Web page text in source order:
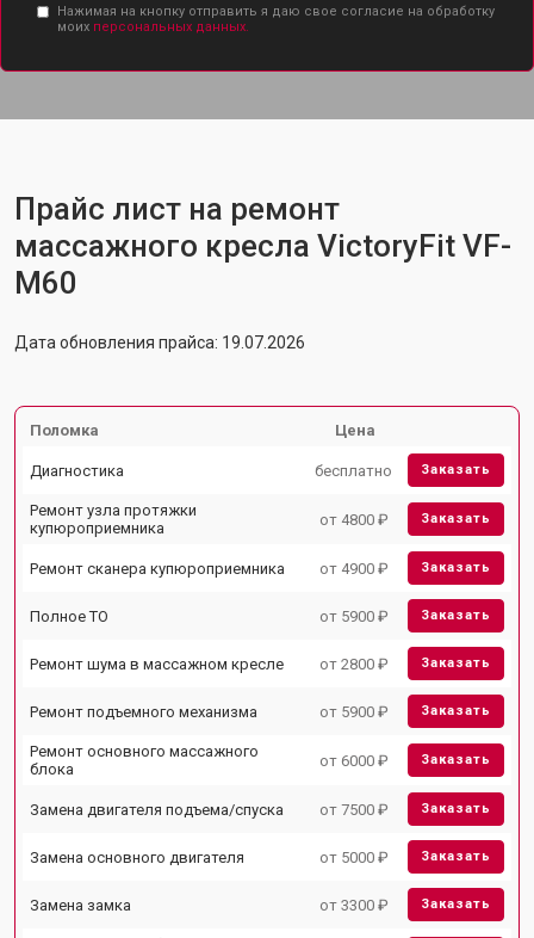
Нажимая на кнопку отправить я даю свое согласие на обработку
моих персональных данных.
Прайс лист на ремонт
массажного кресла VictoryFit VF-
M60
Дата обновления прайса: 19.07.2026
Поломка Цена
Диагностика бесплатно Заказать
Ремонт узла протяжки
купюроприемника
от 4800 ₽ Заказать
Ремонт сканера купюроприемника от 4900 ₽ Заказать
Полное ТО от 5900 ₽ Заказать
Ремонт шума в массажном кресле от 2800 ₽ Заказать
Ремонт подъемного механизма от 5900 ₽ Заказать
Ремонт основного массажного
блока
от 6000 ₽ Заказать
Замена двигателя подъема/спуска от 7500 ₽ Заказать
Замена основного двигателя от 5000 ₽ Заказать
Замена замка от 3300 ₽ Заказать